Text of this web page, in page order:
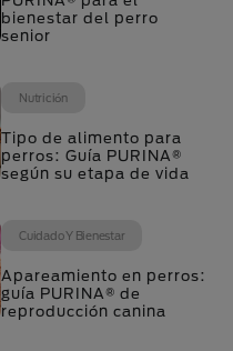
bienestar del perro
senior
Nutrición
Tipo de alimento para
perros: Guía PURINA®
según su etapa de vida
Cuidado Y Bienestar
Apareamiento en perros:
guía PURINA® de
reproducción canina